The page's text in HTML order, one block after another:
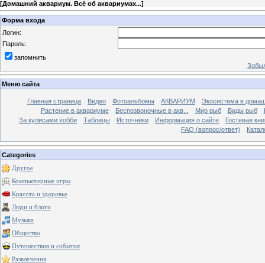
[Домашний аквариум. Всё об аквариумах...]
Форма входа
Логин:
Пароль:
запомнить
Меню сайта
Главная страница Видео Фотоальбомы АКВАРИУМ
Экосистема в
Растение в аквариуме
Беспозвоночные в акв... Мир рыб Виды рыб
За кулисами хобби
Таблицы Источники Информация о сайте
Гостевая
FAQ (вопрос/ответ)
Categories
Другое
Компьютерные игры
Красота и здоровье
Люди и блоги
Музыка
Общество
Путешествия и события
Развлечения